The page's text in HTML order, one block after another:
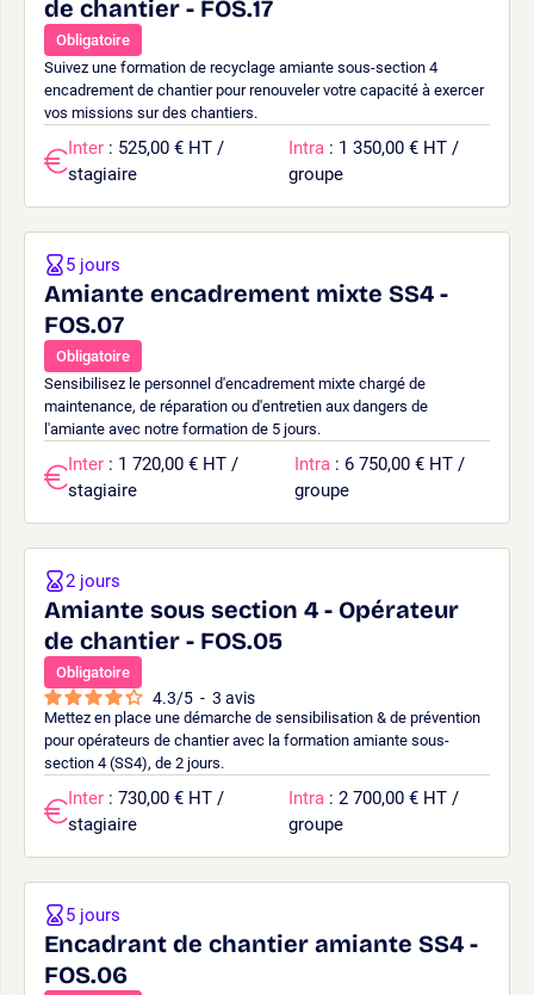
de chantier - FOS.17
Obligatoire
Suivez une formation de recyclage amiante sous-section 4
encadrement de chantier pour renouveler votre capacité à exercer
vos missions sur des chantiers.
Inter : 525,00 € HT /
stagiaire
Intra : 1 350,00 € HT /
groupe
Amiante encadrement mixte SS4 -
FOS.07
Obligatoire
Sensibilisez le personnel d'encadrement mixte chargé de
maintenance, de réparation ou d'entretien aux dangers de
l'amiante avec notre formation de 5 jours.
5 jours
Inter : 1 720,00 € HT /
stagiaire
Intra : 6 750,00 € HT /
groupe
Amiante sous section 4 - Opérateur
de chantier - FOS.05
Obligatoire
4.3/5 - 3 avis
Mettez en place une démarche de sensibilisation & de prévention
pour opérateurs de chantier avec la formation amiante sous-
section 4 (SS4), de 2 jours.
2 jours
Inter : 730,00 € HT /
stagiaire
Intra : 2 700,00 € HT /
groupe
Encadrant de chantier amiante SS4 -
FOS.06
5 jours